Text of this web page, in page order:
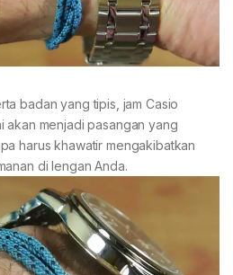
badan yang tipis, jam Casio
akan menjadi pasangan yang
harus khawatir mengakibatkan
di lengan Anda.